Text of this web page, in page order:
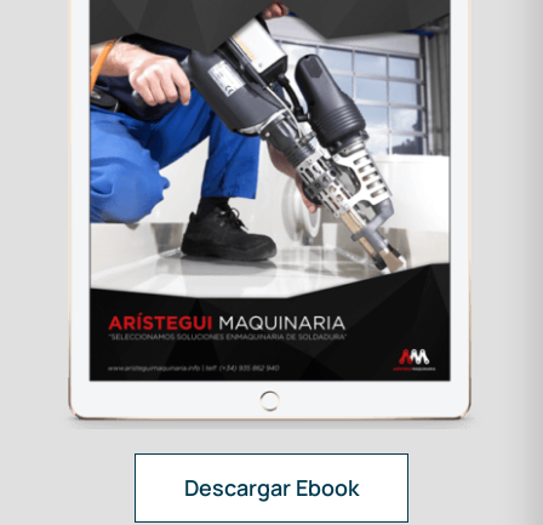
Descargar Ebook